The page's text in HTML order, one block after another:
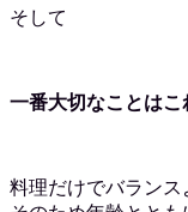
そして
一番大切なことはこ
料理だけでバランス